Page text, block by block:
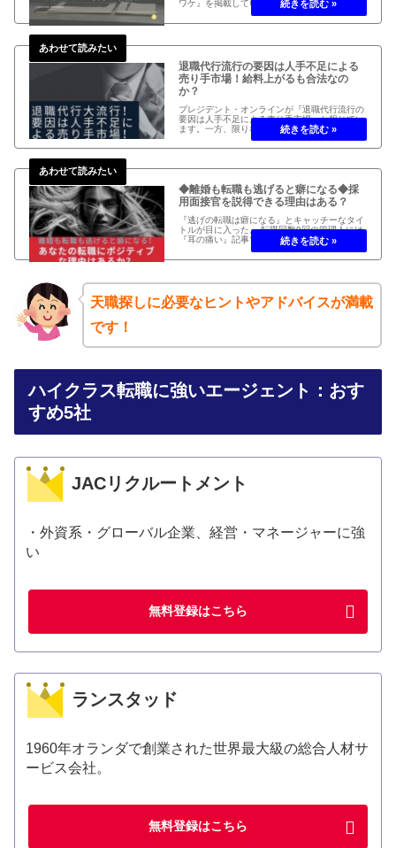
ワケ』を掲載しています。『そのかわりに｢謎
の事務職｣が急増』と報告しています。 あなた
の仕事がAIに奪われていませんか？
退職代行流行の要因は人手不足による
売り手市場！給料上がるも合法なの
か？
プレジデント・オンラインが『退職代行流行の
要因は人手不足による売り手市場』と報じてい
ます。一方、限りなく黒に近いグレーのサービ
スも存在し、活用方法が問われる。 退職代行流
行の要因は人手不足による売り手市場！給料上
◆離婚も転職も逃げると癖になる◆採
用面接官を説得できる理由はある？
『逃げの転職は癖になる』とキャッチーなタイ
トルが目に入った。 転職回数9回の管理人には
『耳の痛い』記事である。あなたは逃げてませ
んか？ 離婚も転職も逃げると癖になる！あなた
に採用者を説得できる理由はあるか？
天職探しに必要なヒントやアドバイスが満載
です！
ハイクラス転職に強いエージェント：おす
すめ5社
JACリクルートメント
・外資系・グローバル企業、経営・マネージャーに強
い
無料登録はこちら
ランスタッド
1960年オランダで創業された世界最大級の総合人材サ
ービス会社。
無料登録はこちら